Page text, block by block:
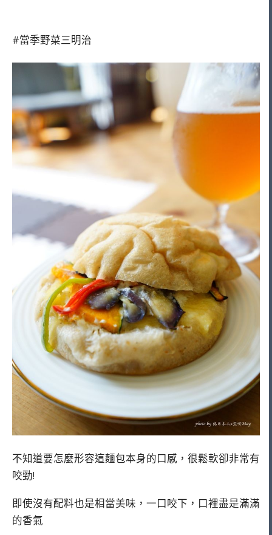
#當季野菜三明治
不知道要怎麼形容這麵包本身的口感，很鬆軟卻非常有
咬勁!
即使沒有配料也是相當美味，一口咬下，口裡盡是滿滿
的香氣